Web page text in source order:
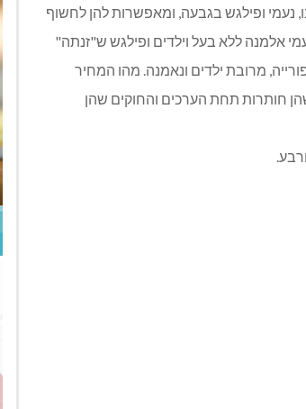
ופילגש בגבעה, ומאפשרות להן לחשוף
אלמנה ללא בעל וילדים ופילגש ש"זנתה"
מרובת ילדים ונאמנה. מהו המחיר
חותרות תחת הערכים והחוקים שהן